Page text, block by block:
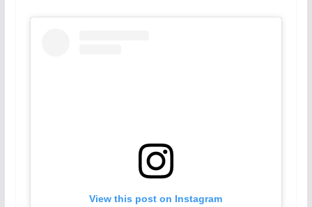
View this post on Instagram